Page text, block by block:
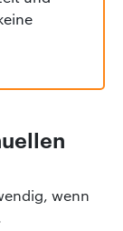
wenn